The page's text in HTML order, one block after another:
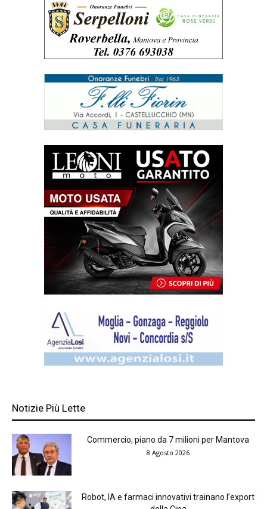
Notizie Più Lette
Commercio, piano da 7 milioni per Mantova
8 Agosto 2026
Robot, IA e farmaci innovativi trainano l’export